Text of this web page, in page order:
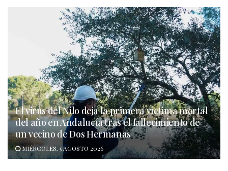
El virus del Nilo deja la primera víctima mortal
del año en Andalucía tras el fallecimiento de
un vecino de Dos Hermanas
MIÉRCOLES, 5 AGOSTO 2026